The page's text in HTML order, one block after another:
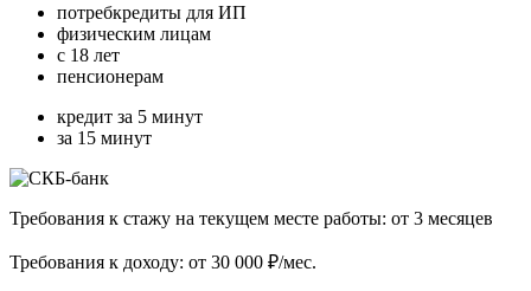
потребкредиты для ИП
физическим лицам
с 18 лет
пенсионерам
кредит за 5 минут
за 15 минут
Требования к стажу на текущем месте работы: от 3 месяцев
Требования к доходу: от 30 000 ₽/мес.